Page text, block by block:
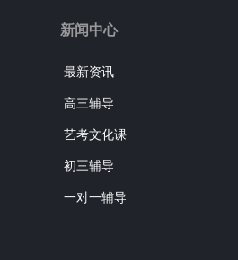
最新资讯
高三辅导
艺考文化课
初三辅导
一对一辅导
新闻中心